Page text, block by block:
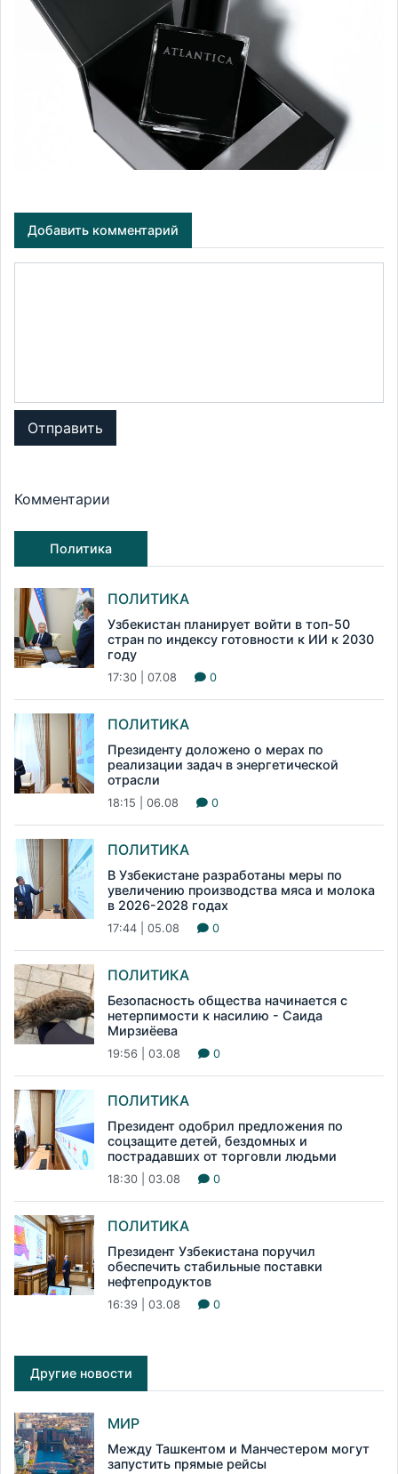
Добавить комментарий
Отправить
Комментарии
Политика
ПОЛИТИКА
Узбекистан планирует войти в топ-50
стран по индексу готовности к ИИ к 2030
году
17:30 | 07.08 0
ПОЛИТИКА
Президенту доложено о мерах по
реализации задач в энергетической
отрасли
18:15 | 06.08 0
ПОЛИТИКА
В Узбекистане разработаны меры по
увеличению производства мяса и молока
в 2026-2028 годах
17:44 | 05.08 0
ПОЛИТИКА
Безопасность общества начинается с
нетерпимости к насилию - Саида
Мирзиёева
19:56 | 03.08 0
ПОЛИТИКА
Президент одобрил предложения по
соцзащите детей, бездомных и
пострадавших от торговли людьми
18:30 | 03.08 0
ПОЛИТИКА
Президент Узбекистана поручил
обеспечить стабильные поставки
нефтепродуктов
16:39 | 03.08 0
Другие новости
МИР
Между Ташкентом и Манчестером могут
запустить прямые рейсы